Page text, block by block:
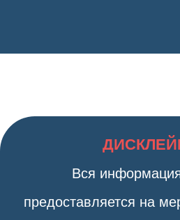
Вся
предоставляется на